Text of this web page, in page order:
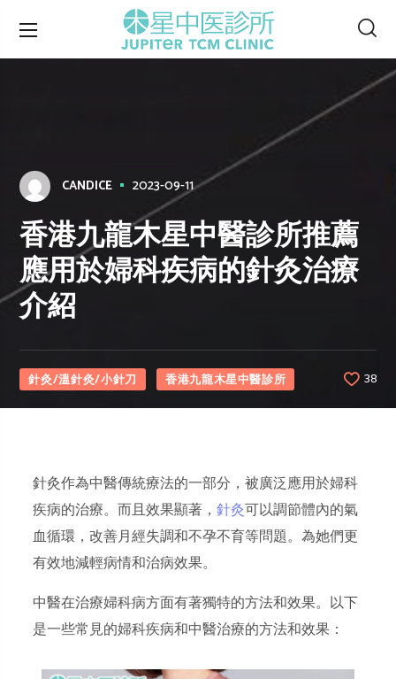
CANDICE 2023-09-11
香港九龍木星中醫診所推薦
應用於婦科疾病的針灸治療
介紹
針灸/溫針灸/小針刀 香港九龍木星中醫診所 38
針灸作為中醫傳統療法的一部分，被廣泛應用於婦科
疾病的治療。而且效果顯著，針灸可以調節體內的氣
血循環，改善月經失調和不孕不育等問題。為她們更
有效地減輕病情和治病效果。
中醫在治療婦科病方面有著獨特的方法和效果。以下
是一些常見的婦科疾病和中醫治療的方法和效果：